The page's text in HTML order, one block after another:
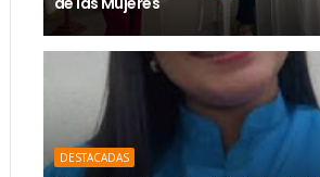
DESTACADAS